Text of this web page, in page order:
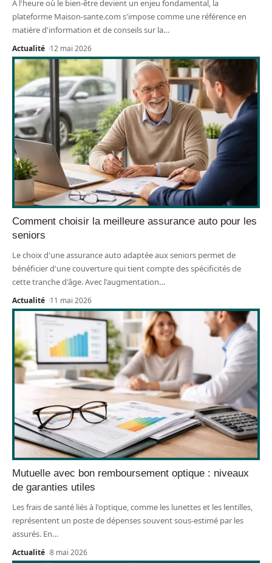
À l'heure où le bien-être devient un enjeu fondamental, la
plateforme Maison-sante.com s'impose comme une référence en
matière d'information et de conseils sur la…
Actualité 12 mai 2026
Comment choisir la meilleure assurance auto pour les
seniors
Le choix d'une assurance auto adaptée aux seniors permet de
bénéficier d'une couverture qui tient compte des spécificités de
cette tranche d'âge. Avec l'augmentation…
Actualité 11 mai 2026
Mutuelle avec bon remboursement optique : niveaux
de garanties utiles
Les frais de santé liés à l'optique, comme les lunettes et les lentilles,
représentent un poste de dépenses souvent sous-estimé par les
assurés. En…
Actualité 8 mai 2026